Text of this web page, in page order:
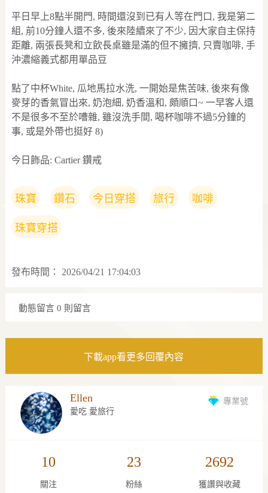
平日早上8點半開門, 時間還沒到已有人等在門口, 我是第二
組, 前10分鐘人還不多, 後來陸續來了不少, 因大家自主保持
距離, 兩張長凳和立飲長桌雖是滿的但不擁擠, 只賣咖啡, 手
沖濃縮義式都用單品豆
點了中杯White, 瓜地馬拉水洗, 一開始是焦苦味, 後來有像
麥芽的香氣冒出來, 奶泡細, 奶香溫和, 頗順口~ 一早客人還
不是很多不至於嘈雜, 雖沒洗手間, 喝杯咖啡不過5分鐘的
事, 或是外帶也挺好 8)
今日飾品: Cartier 鑽戒
珠寶 鑽石 今日穿搭 旅行 咖啡
珠寶穿搭
發布時間： 2026/04/21 17:04:03
動態留言 0 則留言
下載app看更多回覆內容
Ellen
專業號
愛吃 愛旅行
10
關注
23
粉絲
2692
獲讚與收藏